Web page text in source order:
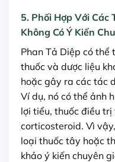
5. Phối Hợp Với Các
Không Có Ý Kiến
Phan Tả Diệp có thể
thuốc và dược liệu
hoặc gây ra các tác
Ví dụ, nó có thể ảnh
lợi tiểu, thuốc điều
corticosteroid. Vì
loại thuốc tây hoặc
khảo ý kiến chuyên